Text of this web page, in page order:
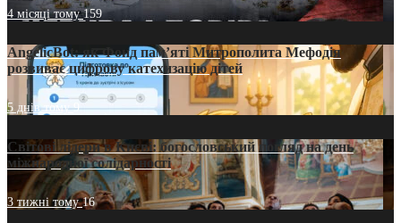
4 місяці тому159
AngelicBot: як Фонд пам’яті Митрополита Мефодія
розвиває цифрову катехизацію дітей
5 днів тому9
Світові лідери в Києві: богословський погляд на день
міжнародної солідарності
3 тижні тому16